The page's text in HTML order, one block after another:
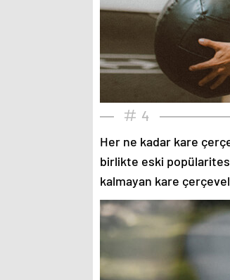
4
Her ne kadar kare
birlikte eski
kalmayan kare